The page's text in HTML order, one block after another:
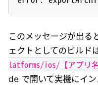
このメッセージが出る
ェクトとしてのビルド
latforms/ios/【アプリ
de で開いて実機にイン